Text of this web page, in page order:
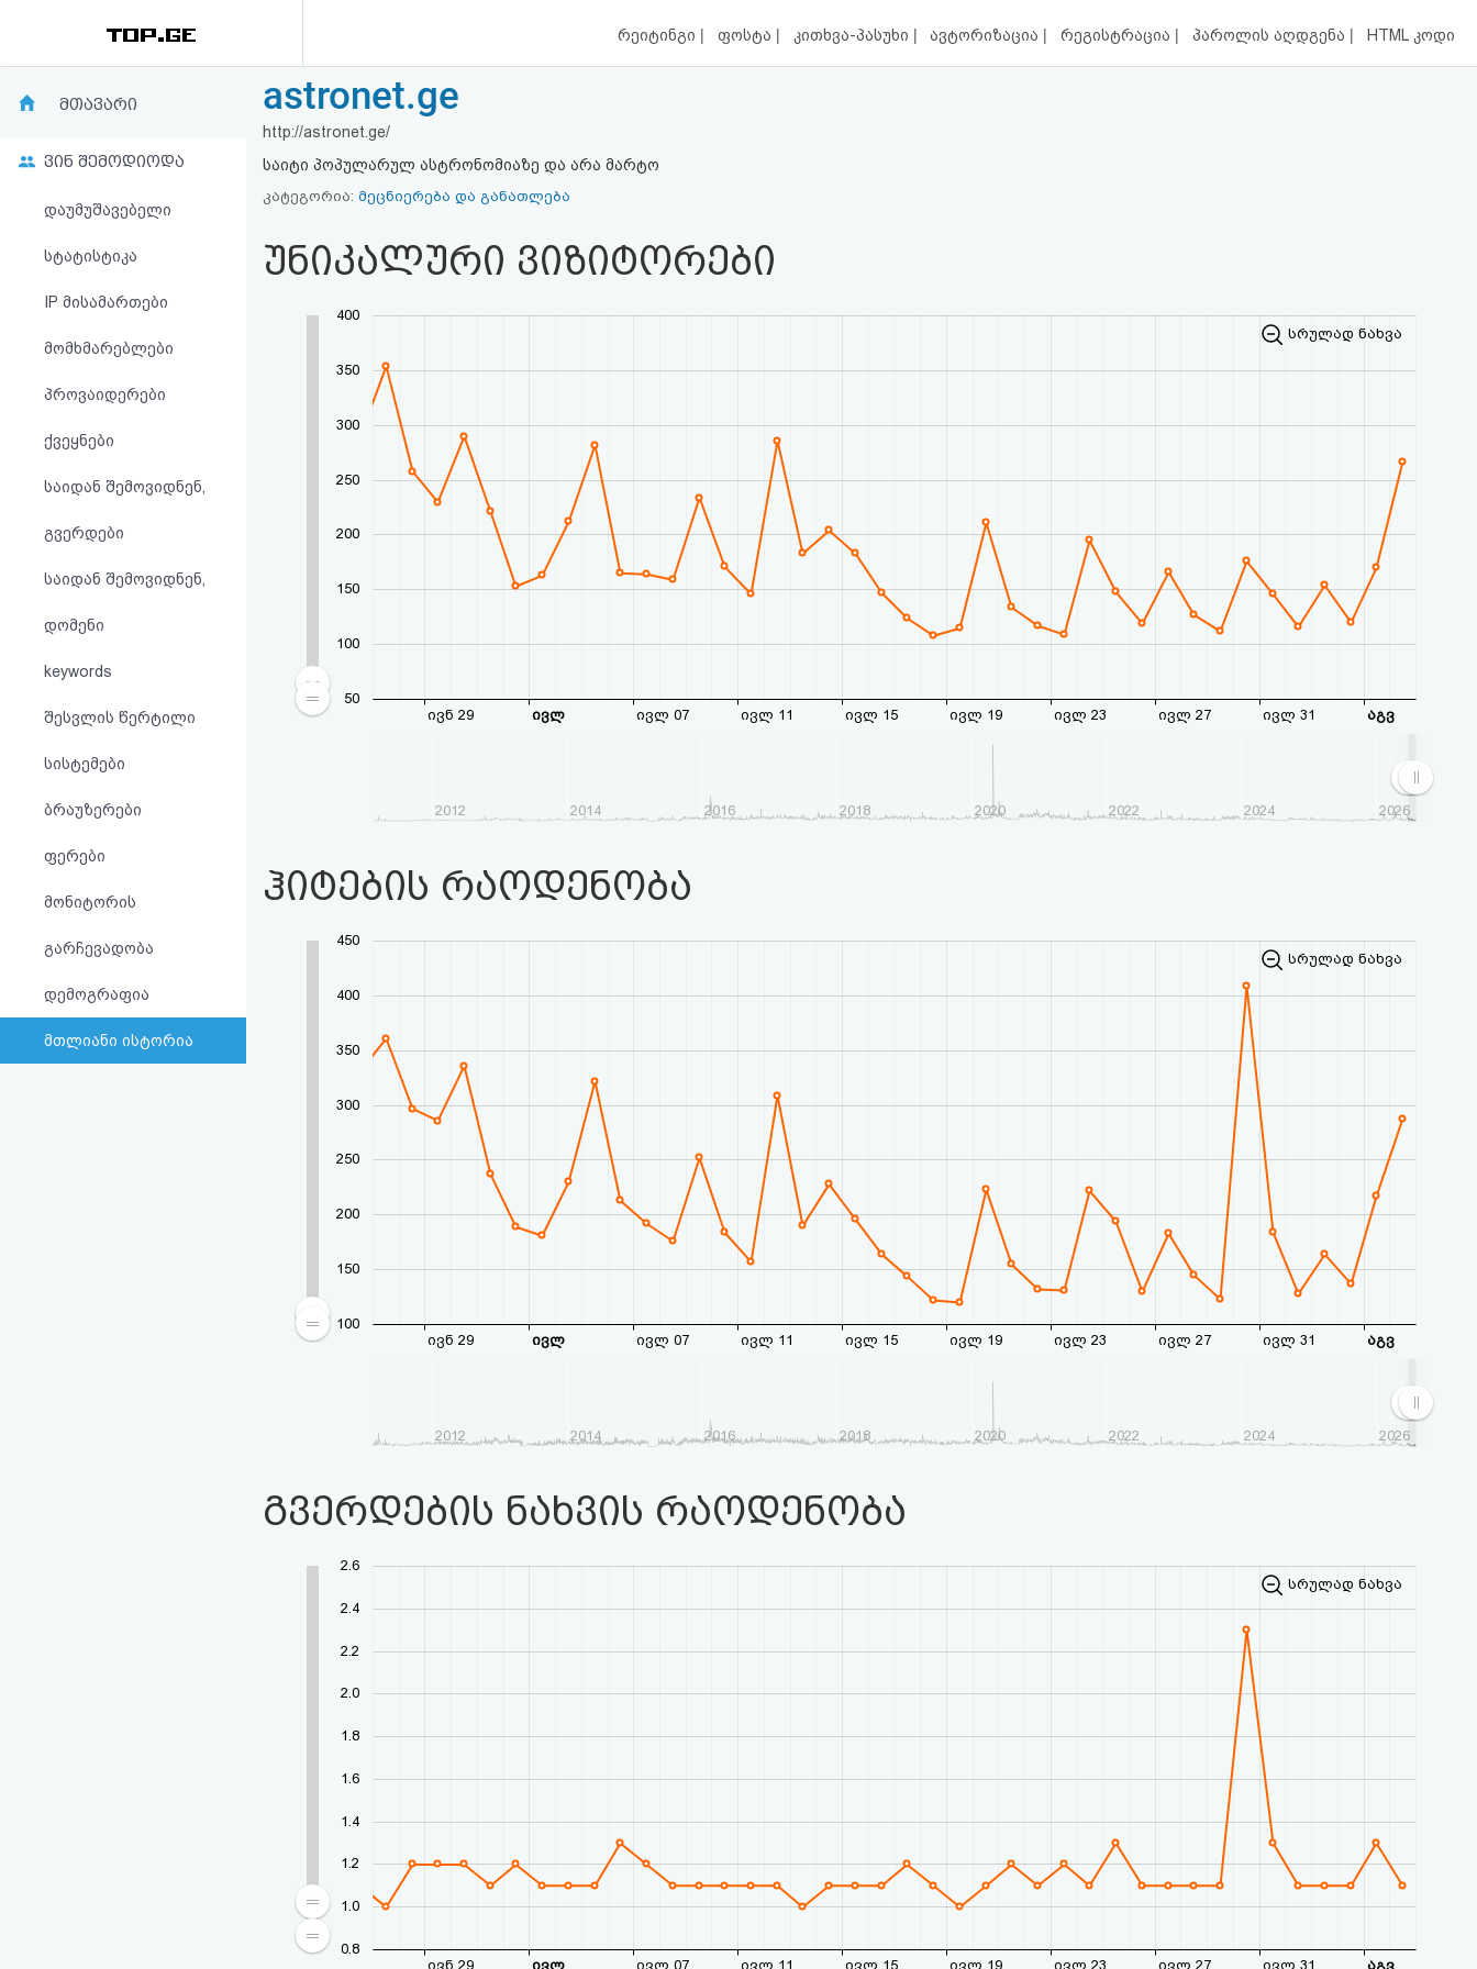
რეიტინგი | ფოსტა | კითხვა-პასუხი | ავტორიზაცია | რეგისტრაცია | პაროლის აღდგენა | HTML კოდი
რეიტინგი
კითხვა-
პასუხი
ავტორიზაცია
რეგისტრაცია
სალიცენზიო
შეთანხმება
მთავარი
ვინ შემოდიოდა
დაუმუშავებელი
სტატისტიკა
IP მისამართები
მომხმარებლები
პროვაიდერები
ქვეყნები
საიდან შემოვიდნენ,
გვერდები
საიდან შემოვიდნენ,
დომენი
keywords
შესვლის წერტილი
სისტემები
ბრაუზერები
ფერები
მონიტორის
გარჩევადობა
დემოგრაფია
მთლიანი ისტორია
astronet.ge
http://astronet.ge/
საიტი პოპულარულ ასტრონომიაზე და არა მარტო
კატეგორია: მეცნიერება და განათლება
უნიკალური ვიზიტორები
2012 2014 2016 2018 2020 2022 2024 2026
ივნ 29 ივლ ივლ 07 ივლ 11 ივლ 15 ივლ 19 ივლ 23 ივლ 27 ივლ 31 აგვ
50
100
150
200
250
300
350
400
სრულად ნახვა
ჰიტების რაოდენობა
2012 2014 2016 2018 2020 2022 2024 2026
ივნ 29 ივლ ივლ 07 ივლ 11 ივლ 15 ივლ 19 ივლ 23 ივლ 27 ივლ 31 აგვ
100
150
200
250
300
350
400
450
სრულად ნახვა
გვერდების ნახვის რაოდენობა
ივნ 29 ივლ ივლ 07 ივლ 11 ივლ 15 ივლ 19 ივლ 23 ივლ 27 ივლ 31 აგვ
0.8
1.0
1.2
1.4
1.6
1.8
2.0
2.2
2.4
2.6
სრულად ნახვა